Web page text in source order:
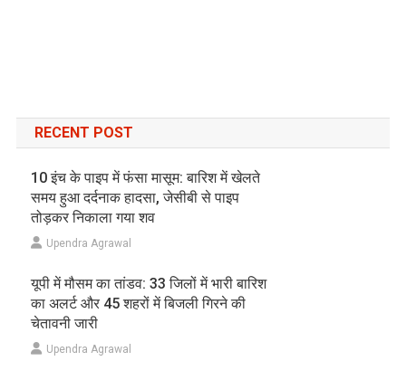
RECENT POST
10 इंच के पाइप में फंसा मासूम: बारिश में खेलते
समय हुआ दर्दनाक हादसा, जेसीबी से पाइप
तोड़कर निकाला गया शव
Upendra Agrawal
यूपी में मौसम का तांडव: 33 जिलों में भारी बारिश
का अलर्ट और 45 शहरों में बिजली गिरने की
चेतावनी जारी
Upendra Agrawal